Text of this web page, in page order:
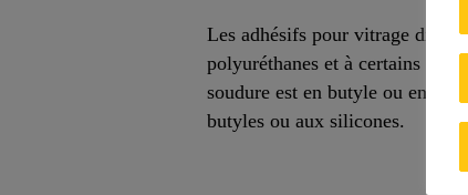
Les adhésifs pour vitrage
polyuréthanes et à certains
soudure est en butyle ou en
butyles ou aux silicones.